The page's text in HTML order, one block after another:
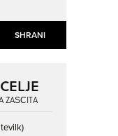
SHRANI
ZAŠČITA